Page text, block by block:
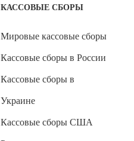
КАССОВЫЕ СБОРЫ
Мировые кассовые сборы
Кассовые сборы в России
Кассовые сборы в
Украине
Кассовые сборы США